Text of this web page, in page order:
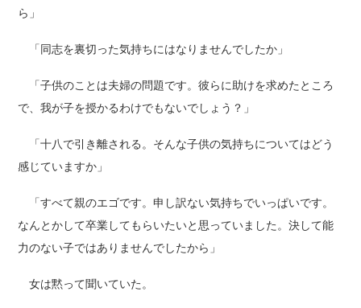
ら」
「同志を裏切った気持ちにはなりませんでしたか」
「子供のことは夫婦の問題です。彼らに助けを求めたところ
で、我が子を授かるわけでもないでしょう？」
「十八で引き離される。そんな子供の気持ちについてはどう
感じていますか」
「すべて親のエゴです。申し訳ない気持ちでいっぱいです。
なんとかして卒業してもらいたいと思っていました。決して能
力のない子ではありませんでしたから」
女は黙って聞いていた。